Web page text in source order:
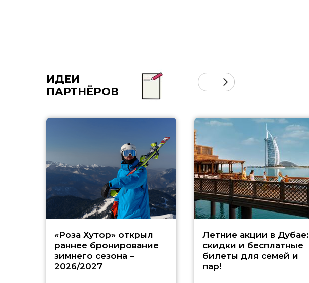
ИДЕИ
ПАРТНЁРОВ
«Роза Хутор» открыл
раннее бронирование
зимнего сезона –
2026/2027
Летние акции в Дубае:
скидки и бесплатные
билеты для семей и
пар!